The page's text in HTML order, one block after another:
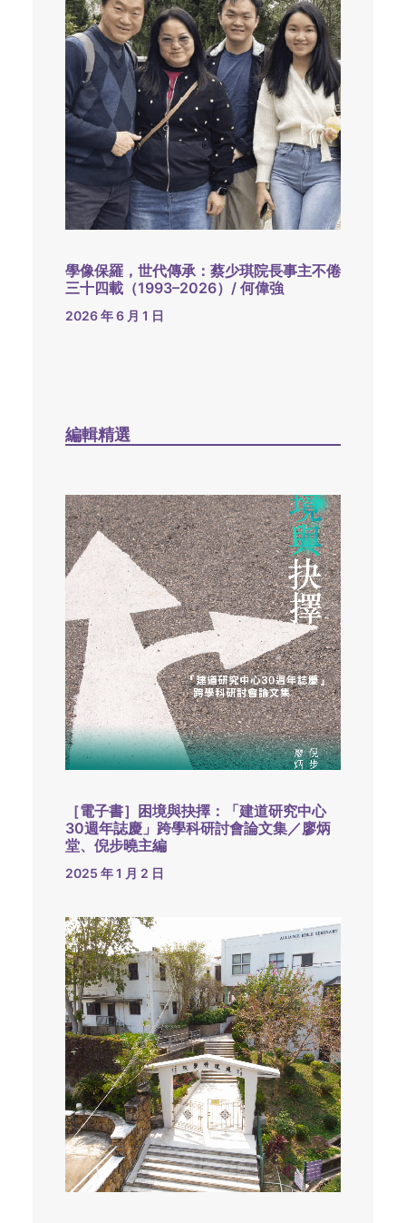
學像保羅，世代傳承：蔡少琪院長事主不倦
三十四載（1993–2026）/ 何偉強
2026 年 6 月 1 日
編輯精選
［電子書］困境與抉擇：「建道研究中心
30週年誌慶」跨學科研討會論文集／廖炳
堂、倪步曉主編
2025 年 1 月 2 日